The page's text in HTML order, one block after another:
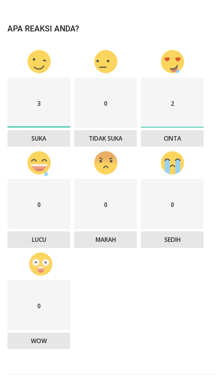
APA REAKSI ANDA?
3
SUKA
0
TIDAK SUKA
2
CINTA
0
LUCU
0
MARAH
0
SEDIH
0
WOW